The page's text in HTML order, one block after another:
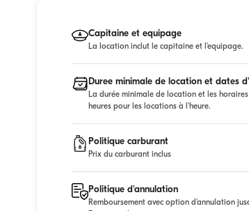
Capitaine et equipage
La location inclut le capitaine et l'equipage.
Duree minimale de location et dates
La durée minimale de location et les
heures pour les locations à l'heure.
Politique carburant
Prix du carburant inclus
Politique d'annulation
Remboursement avec option d'annulation